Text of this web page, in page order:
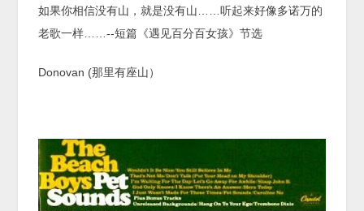
如果你相信没有山，就是没有山……听起来好像多诺万的
老歌一样……--短篇《遇见百分百女孩》节选
Donovan (那里有座山）